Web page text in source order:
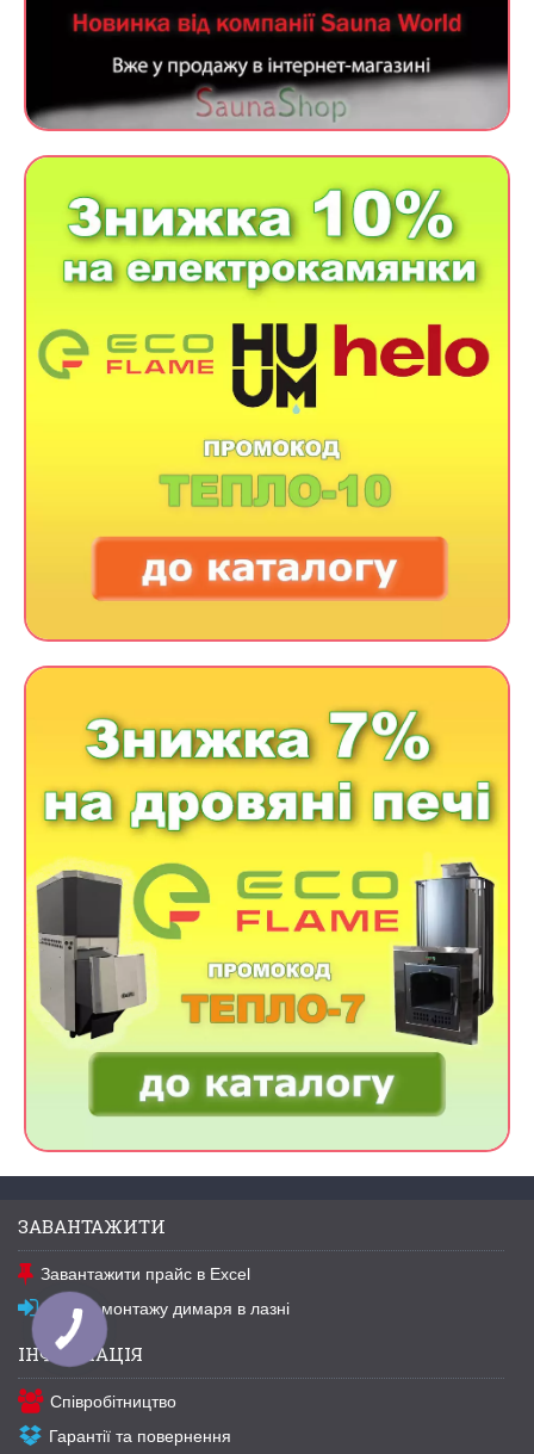
ЗАВАНТАЖИТИ
Завантажити прайс в Excel
Схема монтажу димаря в лазні
ІНФОРМАЦІЯ
Співробітництво
Гарантії та повернення